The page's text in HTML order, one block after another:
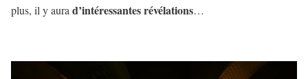
plus, il y aura d’intéressantes révélations…